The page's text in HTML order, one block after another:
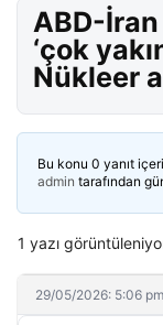
ABD-
‘çok
Nükleer
Bu konu 0 yanıt
admin tarafından
1 yazı
29/05/2026: 5:06 pm